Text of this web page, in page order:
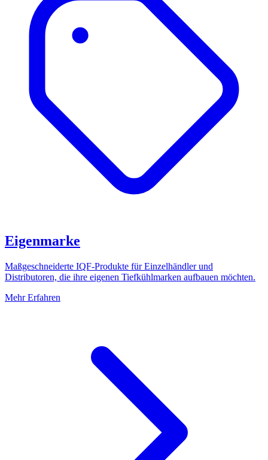
Eigenmarke
Maßgeschneiderte IQF-Produkte für Einzelhändler und
Distributoren, die ihre eigenen Tiefkühlmarken aufbauen möchten.
Mehr Erfahren